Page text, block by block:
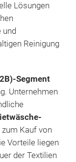
Lösungen
und
Reinigung
Segment
Unternehmen
Kauf von
Vorteile liegen
der Textilien